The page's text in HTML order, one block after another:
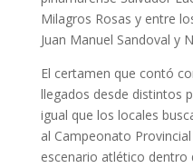
Milagros Rosas y entre
Juan Manuel Sandoval y
El certamen que contó
llegados desde distintos
igual que los locales
al Campeonato
escenario atlético dentro